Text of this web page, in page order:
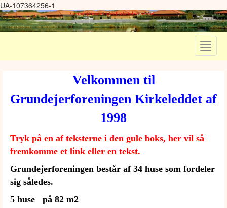
UA-107364256-1
Grundejerforeningen Kirkeleddet af 1998
Toggle
Velkommen til
Grundejerforeningen Kirkeleddet af
1998
Tryk på en af teksterne i den gule boks, her vil så
fremkomme et link eller en tekst.
Grundejerforeningen består af 34 huse som fordeler
sig således.
5 huse på 82 m2